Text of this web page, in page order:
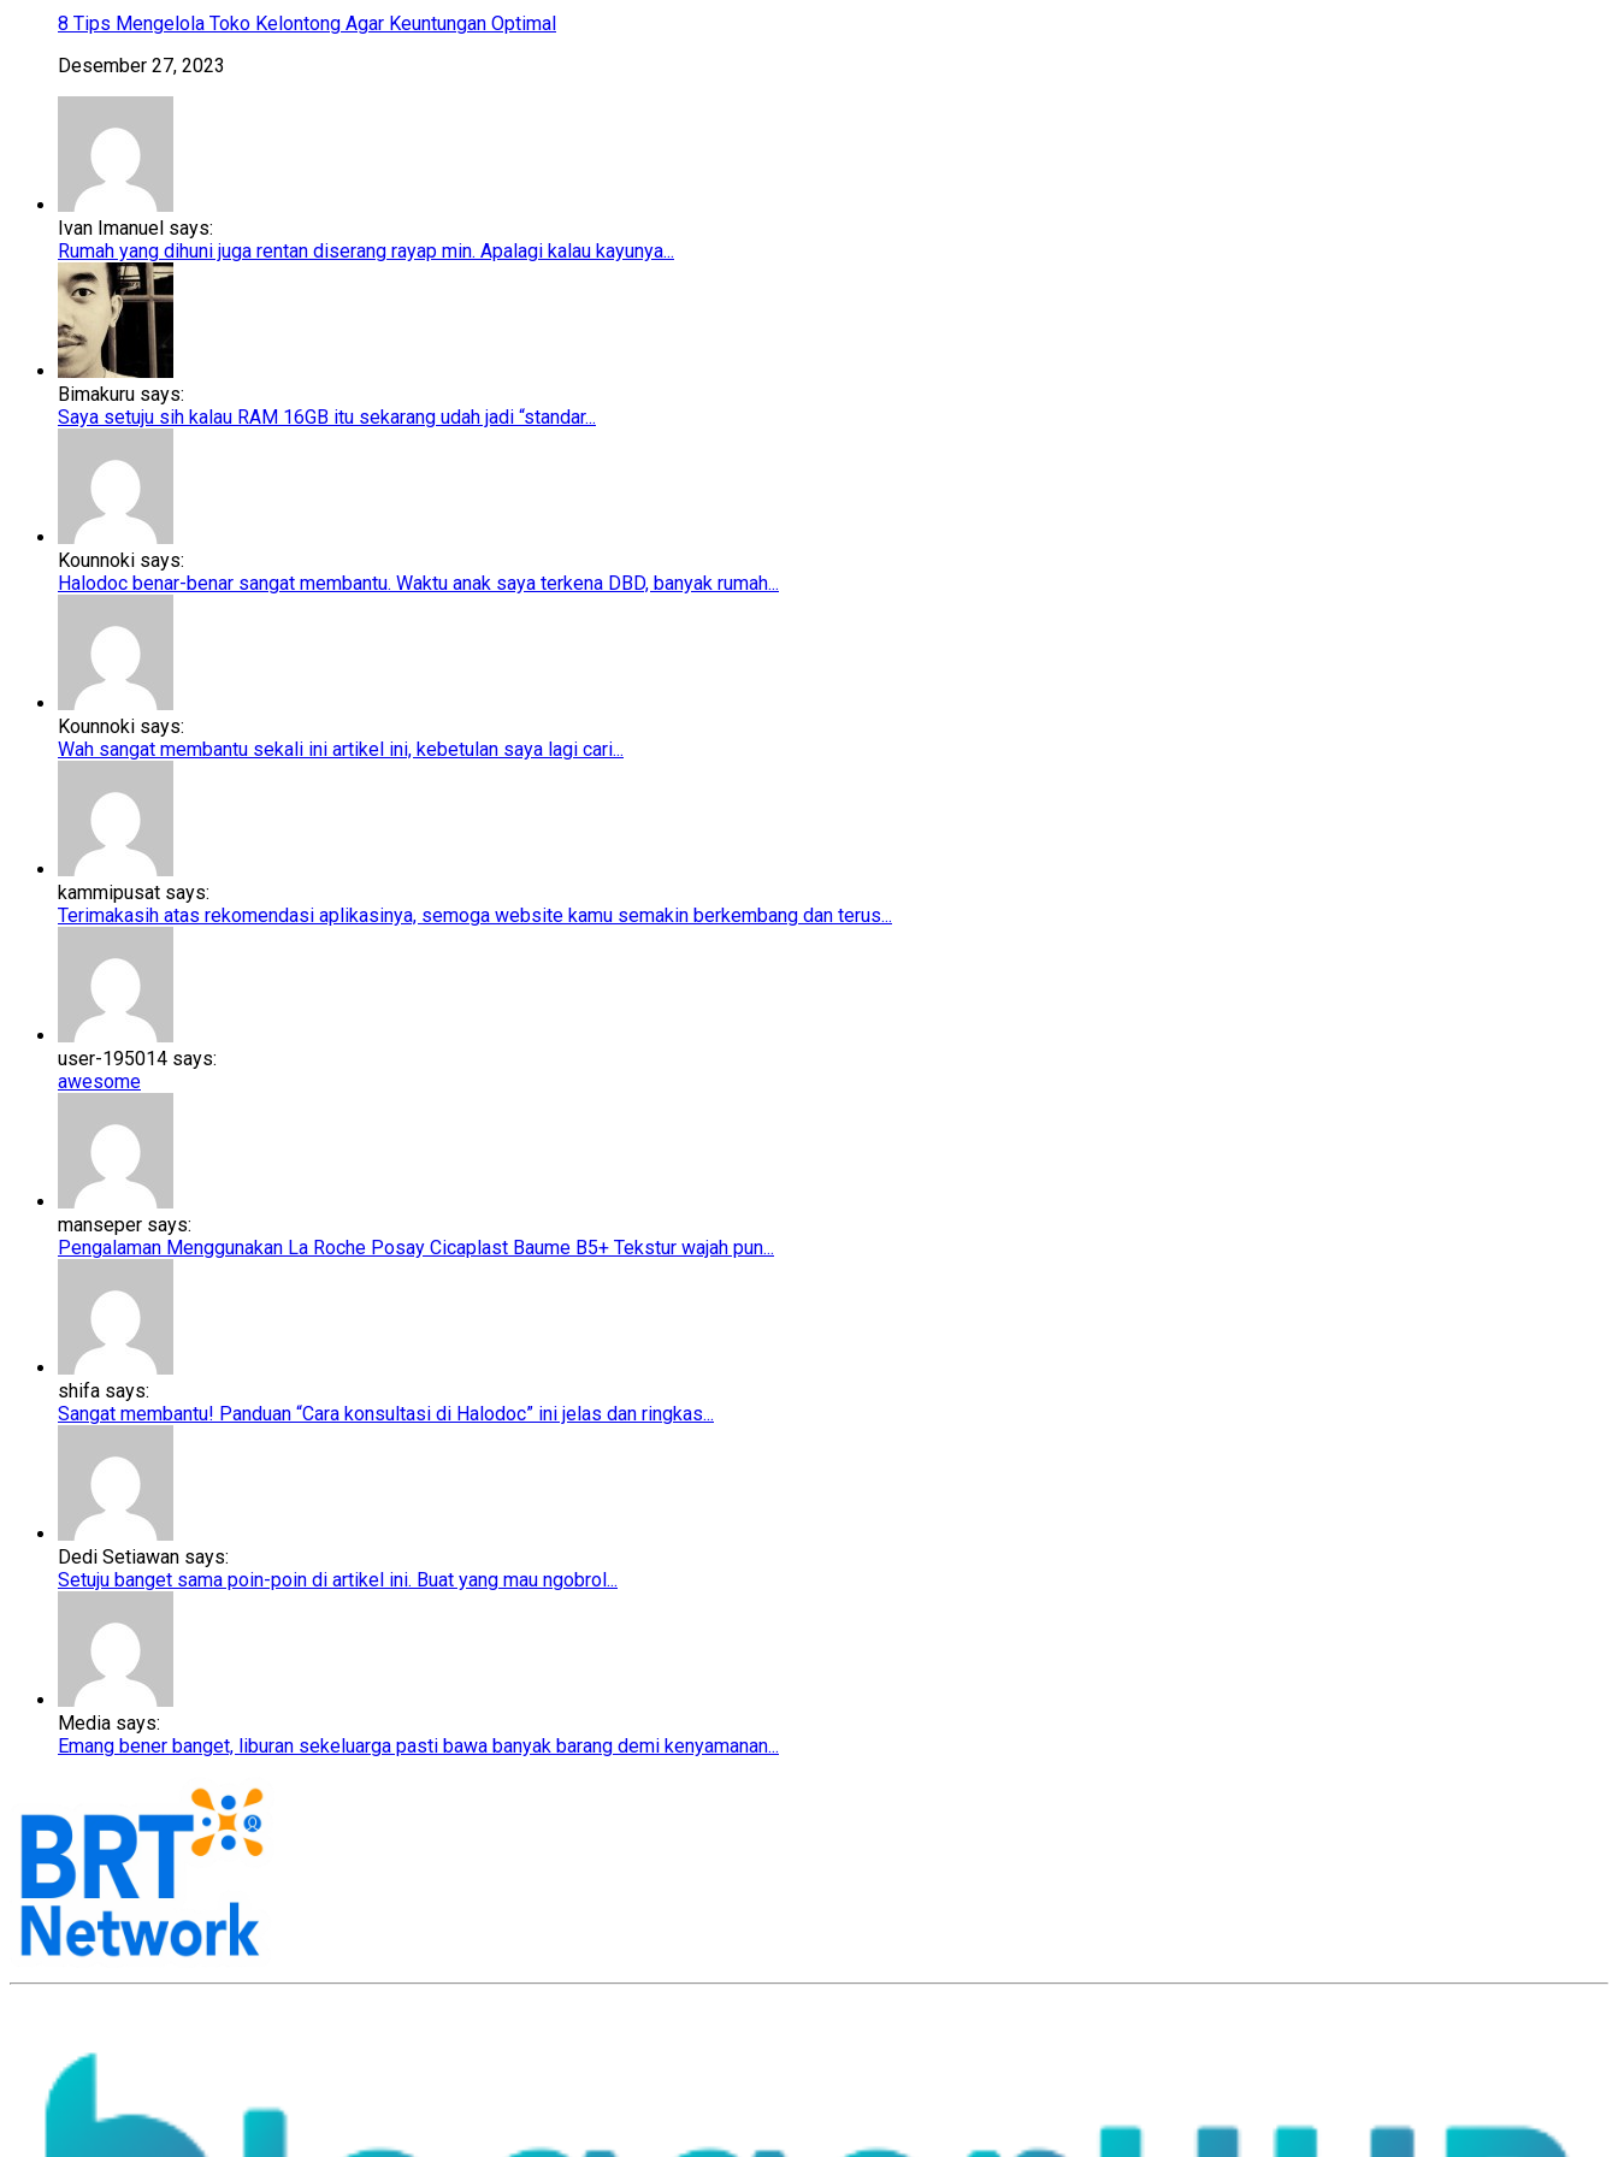
8 Tips Mengelola Toko Kelontong Agar Keuntungan Optimal
Desember 27, 2023
Ivan Imanuel says:
Rumah yang dihuni juga rentan diserang rayap min. Apalagi kalau kayunya...
Bimakuru says:
Saya setuju sih kalau RAM 16GB itu sekarang udah jadi “standar...
Kounnoki says:
Halodoc benar-benar sangat membantu. Waktu anak saya terkena DBD, banyak rumah...
Kounnoki says:
Wah sangat membantu sekali ini artikel ini, kebetulan saya lagi cari...
kammipusat says:
Terimakasih atas rekomendasi aplikasinya, semoga website kamu semakin berkembang dan terus...
user-195014 says:
awesome
manseper says:
Pengalaman Menggunakan La Roche Posay Cicaplast Baume B5+​​ Tekstur wajah pun...
shifa says:
Sangat membantu! Panduan “Cara konsultasi di Halodoc” ini jelas dan ringkas...
Dedi Setiawan says:
Setuju banget sama poin-poin di artikel ini. Buat yang mau ngobrol...
Media says:
Emang bener banget, liburan sekeluarga pasti bawa banyak barang demi kenyamanan...